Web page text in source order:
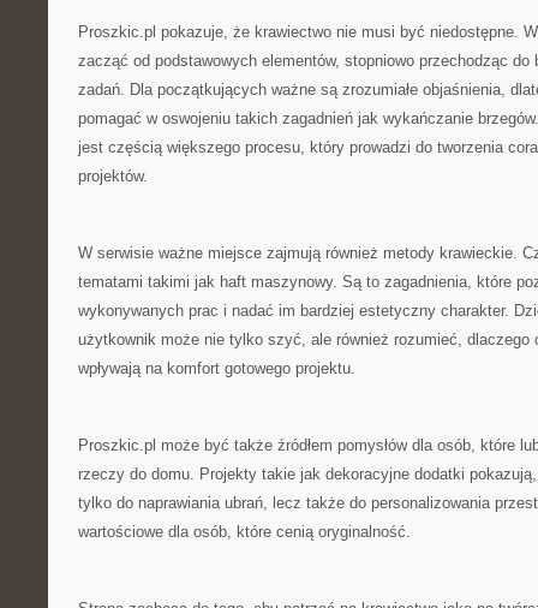
Proszkic.pl pokazuje, że krawiectwo nie musi być niedostępne.
zacząć od podstawowych elementów, stopniowo przechodząc do
zadań. Dla początkujących ważne są zrozumiałe objaśnienia,
pomagać w oswojeniu takich zagadnień jak wykańczanie
jest częścią większego procesu, który prowadzi do tworzenia
projektów.
W serwisie ważne miejsce zajmują również metody krawieckie.
tematami takimi jak haft maszynowy. Są to zagadnienia, które
wykonywanych prac i nadać im bardziej estetyczny charakter.
użytkownik może nie tylko szyć, ale również rozumieć, dlaczego
wpływają na komfort gotowego projektu.
Proszkic.pl może być także źródłem pomysłów dla osób, które
rzeczy do domu. Projekty takie jak dekoracyjne dodatki
tylko do naprawiania ubrań, lecz także do personalizowania
wartościowe dla osób, które cenią oryginalność.